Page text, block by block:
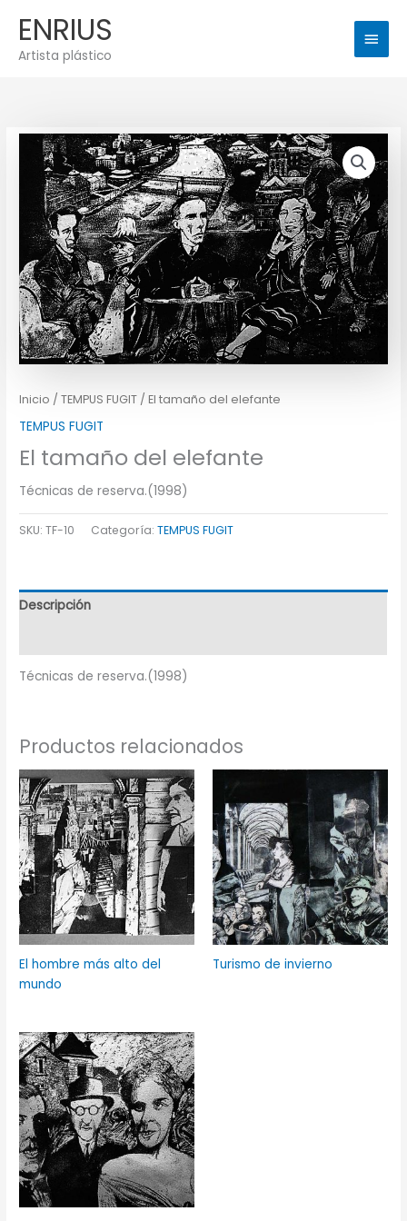
contenido
ENRIUS
Artista plástico
Inicio /TEMPUS FUGIT / El tamaño del elefante
TEMPUS FUGIT
El tamaño del elefante
Técnicas de reserva.(1998)
SKU:TF-10 Categoría:TEMPUS FUGIT
Descripción
Técnicas de reserva.(1998)
Productos relacionados
El hombre más alto del
mundo
Turismo de invierno